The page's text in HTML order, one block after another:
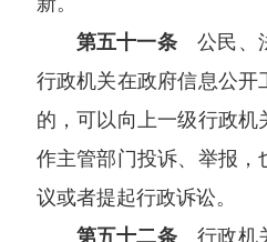
第五十一条公民、
行政机关在政府信息公开
的，可以向上一级行政机
作主管部门投诉、举报，
议或者提起行政诉讼。
第五十二条行政机关